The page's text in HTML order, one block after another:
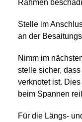
Rahmen
Stelle im
an der
Nimm im
stelle sicher,
verknotet ist.
beim Spannen
Für die Längs-